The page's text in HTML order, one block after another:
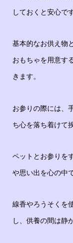
しておくと安心です
基本的なお供え物
おもちゃを用意す
きます。
お参りの際には、
ち心を落ち着けて
ペットとお参りを
や思い出を心の中
線香やろうそくを
し、供養の間は静